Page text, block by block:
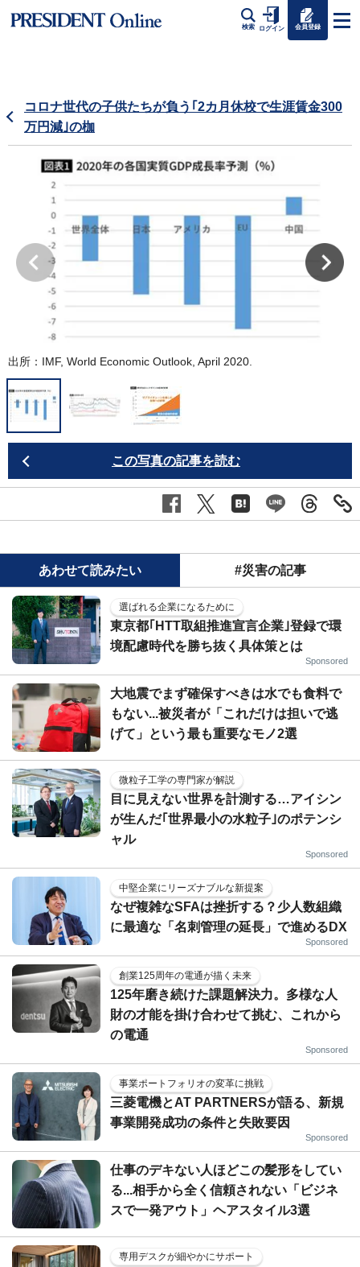
検索 ログイン 会員登録
コロナ世代の子供たちが負う｢2カ月休校で生涯賃金300
万円減｣の枷
出所：IMF, World Economic Outlook, April 2020.
この写真の記事を読む
あわせて読みたい #災害の記事
選ばれる企業になるために
東京都｢HTT取組推進宣言企業｣登録で環
境配慮時代を勝ち抜く具体策とは
Sponsored
大地震でまず確保すべきは水でも食料で
もない...被災者が「これだけは担いで逃
げて」という最も重要なモノ2選
微粒子工学の専門家が解説
目に見えない世界を計測する…アイシン
が生んだ｢世界最小の水粒子｣のポテンシ
ャル
Sponsored
中堅企業にリーズナブルな新提案
なぜ複雑なSFAは挫折する？少人数組織
に最適な「名刺管理の延長」で進めるDX
Sponsored
創業125周年の電通が描く未来
125年磨き続けた課題解決力。多様な人
財の才能を掛け合わせて挑む、これから
の電通
Sponsored
事業ポートフォリオの変革に挑戦
三菱電機とAT PARTNERSが語る、新規
事業開発成功の条件と失敗要因
Sponsored
仕事のデキない人ほどこの髪形をしてい
る...相手から全く信頼されない「ビジネ
スで一発アウト」ヘアスタイル3選
専用デスクが細やかにサポート